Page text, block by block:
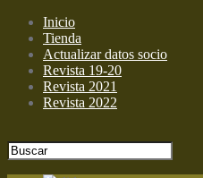
Inicio
Tienda
Actualizar datos socio
Revista 19-20
Revista 2021
Revista 2022